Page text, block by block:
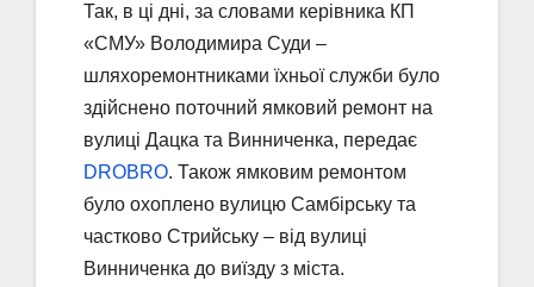
Так, в ці дні, за словами керівника КП
«СМУ» Володимира Суди –
шляхоремонтниками їхньої служби було
здійснено поточний ямковий ремонт на
вулиці Дацка та Винниченка, передає
DROBRO. Також ямковим ремонтом
було охоплено вулицю Самбірську та
частково Стрийську – від вулиці
Винниченка до виїзду з міста.